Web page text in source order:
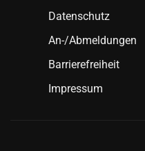
Datenschutz
An-/Abmeldungen
Barrierefreiheit
Impressum